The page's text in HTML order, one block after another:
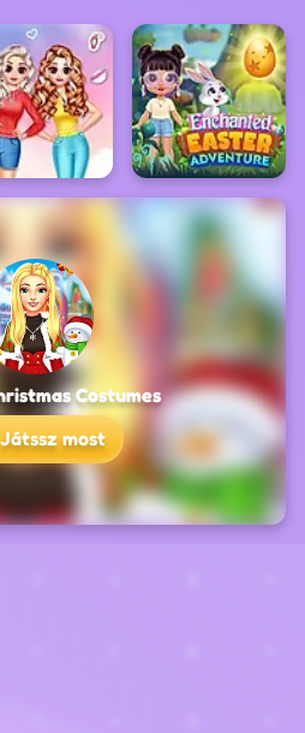
Costumes
Játssz most